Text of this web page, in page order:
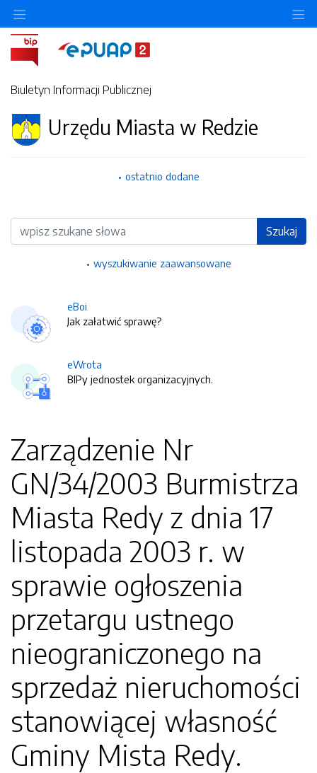
Biuletyn Informacji Publicznej
Urzędu Miasta w Redzie
ostatnio dodane
Wyszukiwarka Szukaj
wyszukiwanie zaawansowane
eBoi
Jak załatwić sprawę?
eWrota
BIPy jednostek organizacyjnych.
Zarządzenie Nr
GN/34/2003 Burmistrza
Miasta Redy z dnia 17
listopada 2003 r. w
sprawie ogłoszenia
przetargu ustnego
nieograniczonego na
sprzedaż nieruchomości
stanowiącej własność
Gminy Mista Redy.